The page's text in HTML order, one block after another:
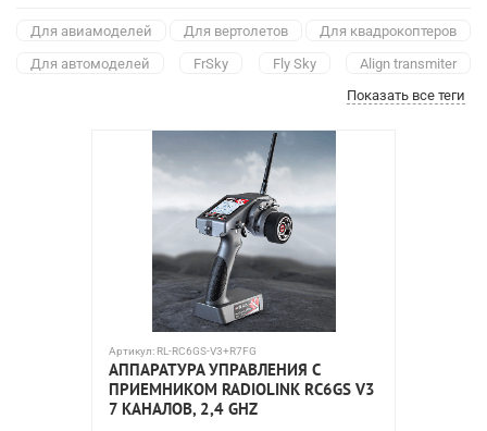
Для авиамоделей Для вертолетов
Для квадрокоптеров
Для автомоделей
FrSky Fly Sky
Align transmiter
2-канальная
4-канальная
8-канальная
12-канальная
24-канальная
Показать все теги
Артикул: RL-RC6GS-V3+R7FG
АППАРАТУРА УПРАВЛЕНИЯ C
ПРИЕМНИКОМ RADIOLINK RC6GS V3
7 КАНАЛОВ, 2,4 GHZ